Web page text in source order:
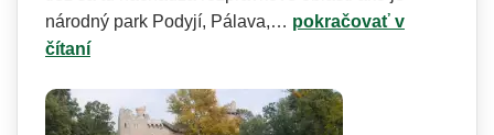
národný park Podyjí, Pálava,… pokračovať v
čítaní